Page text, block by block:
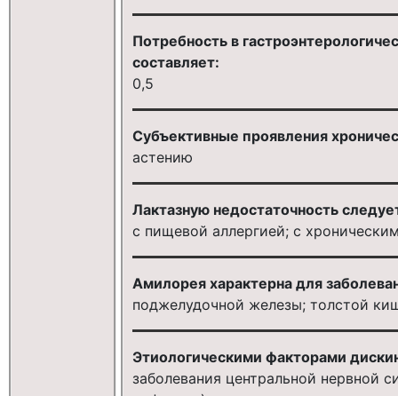
Потребность в
составляет:
0,5
Субъективные проявления
астению
Лактазную недостаточность
с пищевой аллергией; с
Амилорея характерна для
поджелудочной железы; толстой
Этиологическими факторами
заболевания центральной нервной